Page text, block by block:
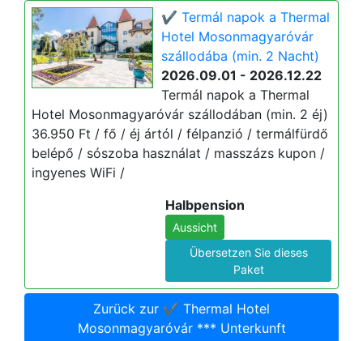
✔️ Termál napok a Thermal
Hotel Mosonmagyaróvár
szállodába (min. 2 Nacht)
2026.09.01 - 2026.12.22
Termál napok a Thermal
Hotel Mosonmagyaróvár szállodában (min. 2 éj)
36.950 Ft / fő / éj ártól / félpanzió / termálfürdő
belépő / sószoba használat / masszázs kupon /
ingyenes WiFi /
Halbpension
Aussicht
Übersetzen Sie dieses
Paket
Zurück zur ✔️ Thermal Hotel
Mosonmagyaróvár *** Unterkunft